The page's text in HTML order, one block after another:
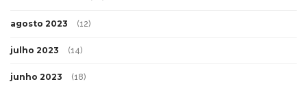
agosto 2023 (12)
julho 2023 (14)
junho 2023 (18)